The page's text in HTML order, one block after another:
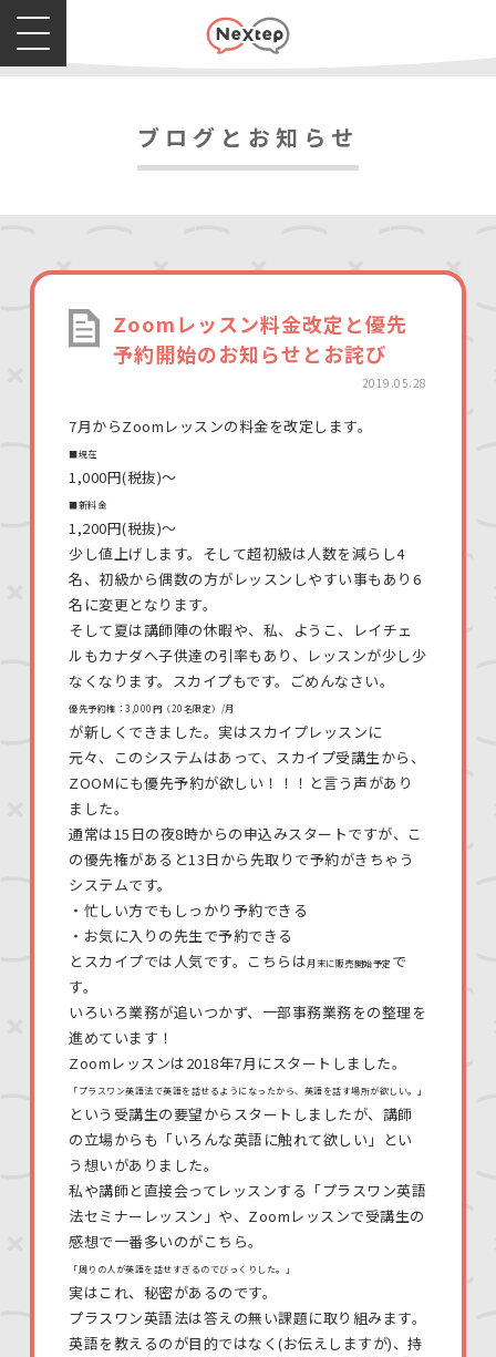
ブログとお知らせ
Zoomレッスン料金改定と優先
予約開始のお知らせとお詫び
2019.05.28
7月からZoomレッスンの料金を改定します。
■現在
1,000円(税抜)〜
■新料金
1,200円(税抜)〜
少し値上げします。そして超初級は人数を減らし4
名、初級から偶数の方がレッスンしやすい事もあり6
名に変更となります。
そして夏は講師陣の休暇や、私、ようこ、レイチェ
ルもカナダへ子供達の引率もあり、レッスンが少し少
なくなります。スカイプもです。ごめんなさい。
優先予約権：3,000円（20名限定）/月
が新しくできました。実はスカイプレッスンに
元々、このシステムはあって、スカイプ受講生から、
ZOOMにも優先予約が欲しい！！！と言う声があり
ました。
通常は15日の夜8時からの申込みスタートですが、こ
の優先権があると13日から先取りで予約がきちゃう
システムです。
・忙しい方でもしっかり予約できる
・お気に入りの先生で予約できる
とスカイプでは人気です。こちらは月末に販売開始予定 で
す。
いろいろ業務が追いつかず、一部事務業務をの整理を
進めています！
Zoomレッスンは2018年7月にスタートしました。
「プラスワン英語法で英語を話せるようになったから、英語を話す場所が欲しい。」
という受講生の要望からスタートしましたが、講師
の立場からも「いろんな英語に触れて欲しい」とい
う想いがありました。
私や講師と直接会ってレッスンする「プラスワン英語
法セミナーレッスン」や、Zoomレッスンで受講生の
感想で一番多いのがこちら。
「周りの人が英語を話せすぎるのでびっくりした。」
実はこれ、秘密があるのです。
プラスワン英語法は答えの無い課題に取り組みます。
英語を教えるのが目的ではなく(お伝えしますが)、持